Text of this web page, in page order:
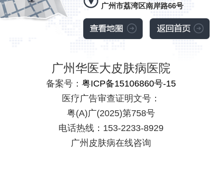
广州市荔湾区南岸路66号
广州华医大皮肤病医院
备案号： 粤ICP备15106860号-15
医疗广告审查证明文号：
粤(A)广(2025)第758号
电话热线：153-2233-8929
广州皮肤病在线咨询